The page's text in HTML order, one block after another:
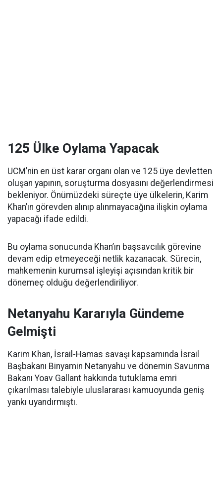
125 Ülke Oylama Yapacak
UCM’nin en üst karar organı olan ve 125 üye devletten
oluşan yapının, soruşturma dosyasını değerlendirmesi
bekleniyor. Önümüzdeki süreçte üye ülkelerin, Karim
Khan’ın görevden alınıp alınmayacağına ilişkin oylama
yapacağı ifade edildi.
Bu oylama sonucunda Khan’ın başsavcılık görevine
devam edip etmeyeceği netlik kazanacak. Sürecin,
mahkemenin kurumsal işleyişi açısından kritik bir
dönemeç olduğu değerlendiriliyor.
Netanyahu Kararıyla Gündeme
Gelmişti
Karim Khan, İsrail-Hamas savaşı kapsamında İsrail
Başbakanı Binyamin Netanyahu ve dönemin Savunma
Bakanı Yoav Gallant hakkında tutuklama emri
çıkarılması talebiyle uluslararası kamuoyunda geniş
yankı uyandırmıştı.